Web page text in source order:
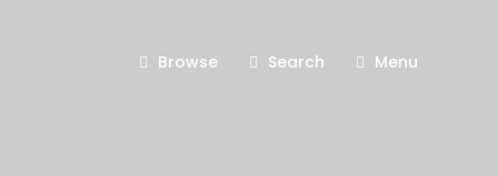
Browse Search Menu